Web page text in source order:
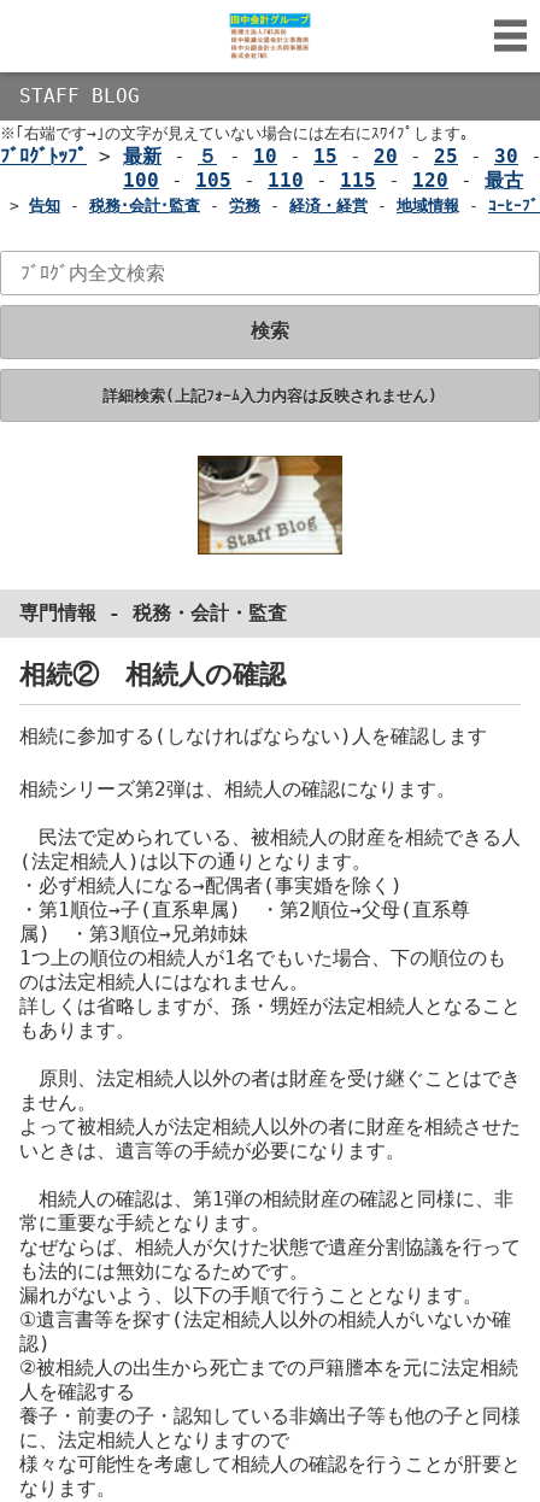
STAFF BLOG
※｢右端です→｣の文字が見えていない場合には左右にｽﾜｲﾌﾟします｡
ﾌﾞﾛｸﾞﾄｯﾌﾟ > 最新 - ５ - 10 - 15 - 20 - 25 - 30
100 - 105 - 110 - 115 - 120 - 最古
> 告知 - 税務･会計･監査 - 労務 - 経済・経営 - 地域情報 - ｺｰﾋｰﾌ
検索
詳細検索(上記ﾌｫｰﾑ入力内容は反映されません)
専門情報 - 税務 ・ 会計・ 監査
相続② 相続人の確認
相続に参加する(しなければならない)人を確認します
相続シリーズ第2弾は、相続人の確認になります。
民法で定められている、被相続人の財産を相続できる人
(法定相続人)は以下の通りとなります。
・必ず相続人になる→配偶者(事実婚を除く)
・第1順位→子(直系卑属) ・第2順位→父母(直系尊
属) ・第3順位→兄弟姉妹
1つ上の順位の相続人が1名でもいた場合、下の順位のも
のは法定相続人にはなれません。
詳しくは省略しますが、孫・甥姪が法定相続人となること
もあります。
原則、法定相続人以外の者は財産を受け継ぐことはでき
ません。
よって被相続人が法定相続人以外の者に財産を相続させた
いときは、遺言等の手続が必要になります。
相続人の確認は、第1弾の相続財産の確認と同様に、非
常に重要な手続となります。
なぜならば、相続人が欠けた状態で遺産分割協議を行って
も法的には無効になるためです。
漏れがないよう、以下の手順で行うこととなります。
①遺言書等を探す(法定相続人以外の相続人がいないか確
認)
②被相続人の出生から死亡までの戸籍謄本を元に法定相続
人を確認する
養子・前妻の子・認知している非嫡出子等も他の子と同様
に、法定相続人となりますので
様々な可能性を考慮して相続人の確認を行うことが肝要と
なります。